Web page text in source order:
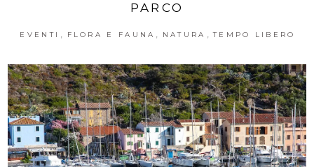
PARCO
EVENTI FLORA E FAUNA NATURA TEMPO LIBERO